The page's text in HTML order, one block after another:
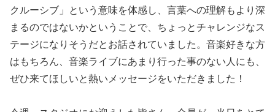
クルーシブ」という意味を体感し、言葉への理解もより深
まるのではないかということで、ちょっとチャレンジなス
テージになりそうだとお話されていました。音楽好きな方
はもちろん、音楽ライブにあまり行った事のない人にも、
ぜひ来てほしいと熱いメッセージをいただきました！